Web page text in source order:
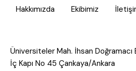
Hakkımızda Ekibimiz
Üniversiteler Mah. İhsan Doğramacı
İç Kapı No 45 Çankaya/Ankara